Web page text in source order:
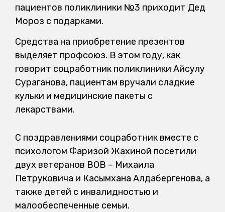
пациентов поликлиники №3 приходит Дед
Мороз с подарками.
Средства на приобретение презентов
выделяет профсоюз. В этом году, как
говорит соцработник поликлиники Айсулу
Сураганова, пациентам вручали сладкие
кульки и медицинские пакеты с
лекарствами.
С поздравлениями соцработник вместе с
психологом Фаризой Жахиной посетили
двух ветеранов ВОВ – Михаила
Петруковича и Касымхана Алдабергенова, а
также детей с инвалидностью и
малообеспеченные семьи.